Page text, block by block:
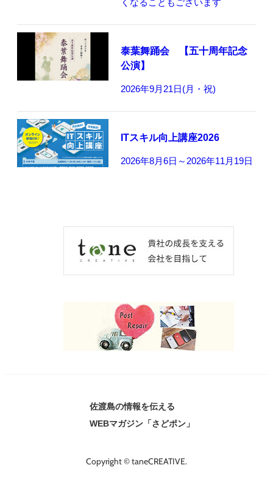
泰葉舞踊会 【五十周年記念
公演】
2026年9月21日(月・祝)
ITスキル向上講座2026
2026年8月6日～2026年11月19日
佐渡島の情報を伝える
WEBマガジン「さどポン」
Copyright © taneCREATIVE.